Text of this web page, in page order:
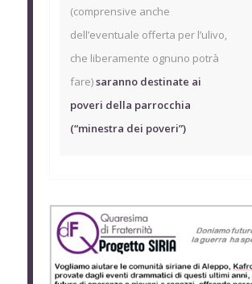
(comprensive anche
dell’eventuale offerta per l’ulivo,
che liberamente ognuno potrà
fare)saranno destinate ai
poveri della parrocchia
(“minestra dei poveri”)